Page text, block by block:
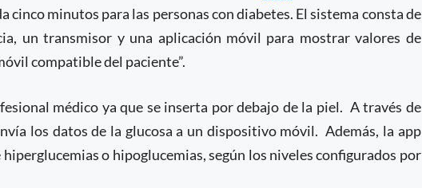
cinco minutos para las personas con diabetes. El sistema consta de
un transmisor y una aplicación móvil para mostrar valores de
compatible del paciente”.
médico ya que se inserta por debajo de la piel. A través de
los datos de la glucosa a un dispositivo móvil. Además, la app
o hipoglucemias, según los niveles configurados por